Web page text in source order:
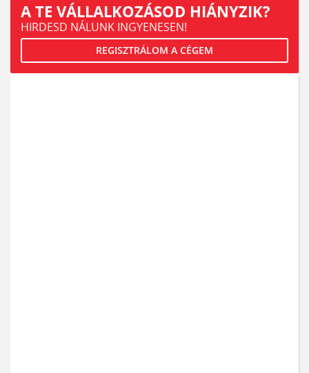
A TE VÁLLALKOZÁSOD HIÁNYZIK?
HIRDESD NÁLUNK INGYENESEN!
REGISZTRÁLOM A CÉGEM